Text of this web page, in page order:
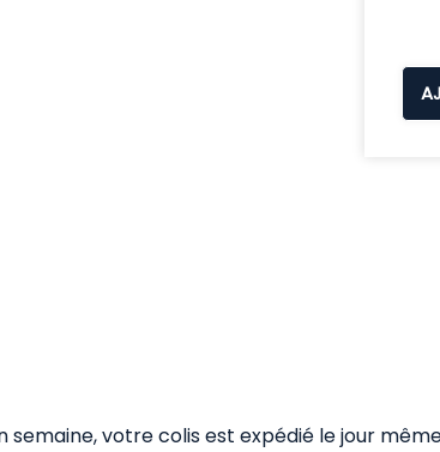
votre colis est expédié le jour